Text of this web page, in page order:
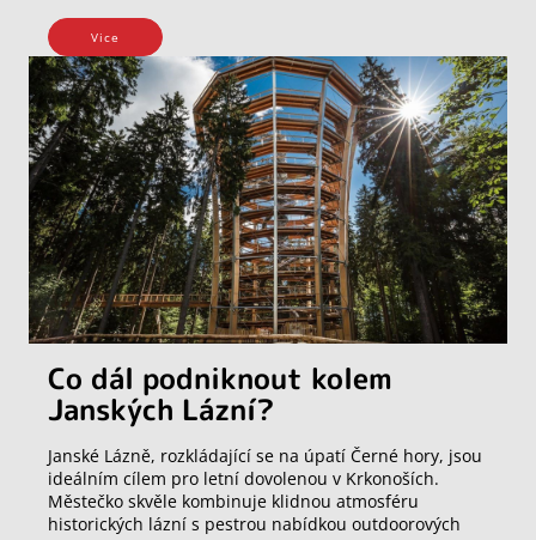
Vice
Co dál podniknout kolem
Janských Lázní?
Janské Lázně, rozkládající se na úpatí Černé hory, jsou
ideálním cílem pro letní dovolenou v Krkonoších.
Městečko skvěle kombinuje klidnou atmosféru
historických lázní s pestrou nabídkou outdoorových